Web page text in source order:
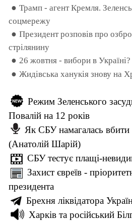
● Трамп - агент Кремля.
соцмережу
● Президент розповів про
стрілянину
● 26 жовтня - вибори в Україні?
● Жидівська ханукія знову на
Режим Зеленського
Повалій на 12 років
Як СБУ намагалась вбити
(Анатолій Шарій)
СБУ тестує плащі-
Захист євреїв -
президента
Брехня ліквідатора
Харків та російський